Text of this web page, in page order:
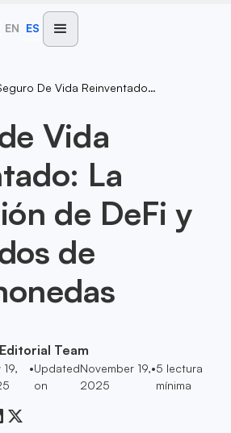
EN ES
Seguro De Vida Reinventado: La Revolución De DeFi Y Dividendos De Criptomonedas
Vida
La
de DeFi y
de
Team
•Updated
on
November 19,
2025
•5 lectura
mínima